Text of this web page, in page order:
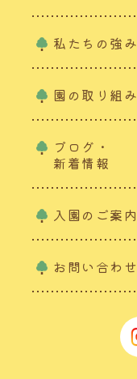
私たちの強み
園の取り組み
ブログ・
新着情報
入園のご案内
お問い合わせ